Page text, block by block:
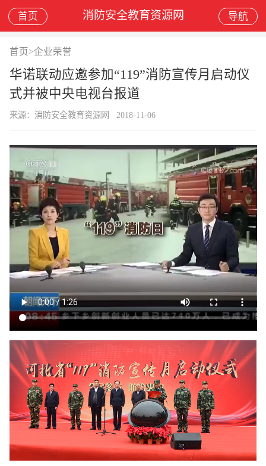
首页 消防安全教育资源网 导航
首页 >企业荣誉
华诺联动应邀参加“119”消防宣传月启动仪
式并被中央电视台报道
来源：消防安全教育资源网 2018-11-06